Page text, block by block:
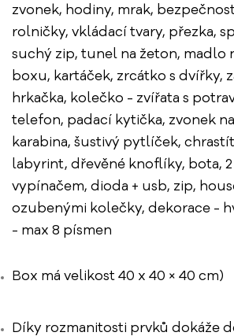
zvonek, hodiny, mrak,
rolničky, vkládací tvary, přezka,
suchý zip, tunel na žeton, madlo
boxu, kartáček, zrcátko s dvířky,
hrkačka, kolečko - zvířata s
telefon, padací kytička, zvonek
karabina, šustivý pytlíček,
labyrint, dřevěné knoflíky, bota,
vypínačem, dioda + usb, zip,
ozubenými kolečky, dekorace -
- max 8 písmen
Box má velikost 40 x 40 × 40 cm)
Díky rozmanitosti prvků dokáže